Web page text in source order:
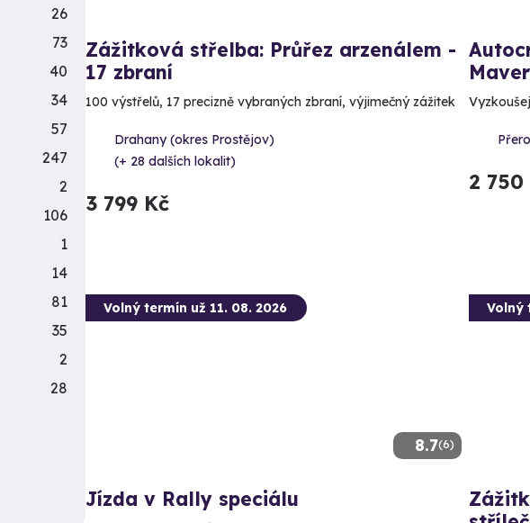
Zážitková střelba: Průřez arzenálem -
17 zbraní
100 výstřelů, 17 precizně vybraných zbraní, výjimečný zážitek
Drahany (okres Prostějov)
(+ 28 dalších lokalit)
3 799 Kč
2 750
8.7(6)
Volný termín už 11. 08. 2026
Jízda v Rally speciálu
Volný
26
73
40
34
57
247
2
106
1
14
81
35
2
28